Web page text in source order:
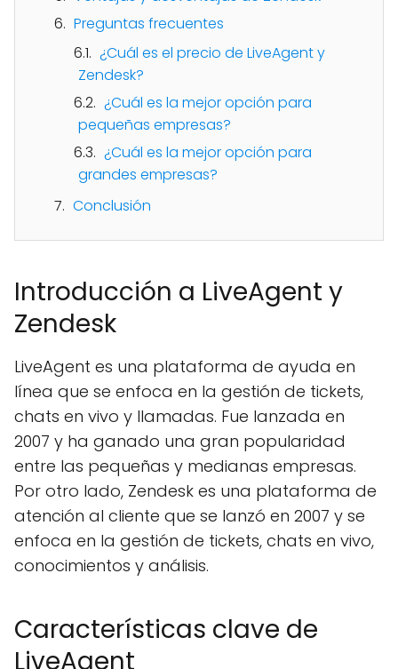
Preguntas frecuentes
¿Cuál es el precio de LiveAgent y
Zendesk?
¿Cuál es la mejor opción para
pequeñas empresas?
¿Cuál es la mejor opción para
grandes empresas?
Conclusión
Introducción a LiveAgent y
Zendesk
LiveAgent es una plataforma de ayuda en
línea que se enfoca en la gestión de tickets,
chats en vivo y llamadas. Fue lanzada en
2007 y ha ganado una gran popularidad
entre las pequeñas y medianas empresas.
Por otro lado, Zendesk es una plataforma de
atención al cliente que se lanzó en 2007 y se
enfoca en la gestión de tickets, chats en vivo,
conocimientos y análisis.
Características clave de
LiveAgent